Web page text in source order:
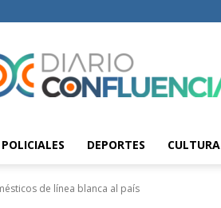
Diario
POLICIALES DEPORTES CULTURA
de línea blanca al país